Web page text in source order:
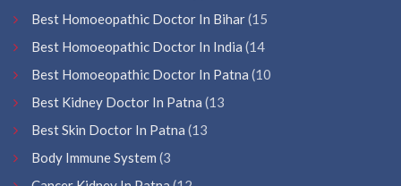
Best Homoeopathic Doctor In Bihar(15
Best Homoeopathic Doctor In India (14
Best Homoeopathic Doctor In Patna (10
Best Kidney Doctor In Patna (13
Best Skin Doctor In Patna (13
Body Immune System (3